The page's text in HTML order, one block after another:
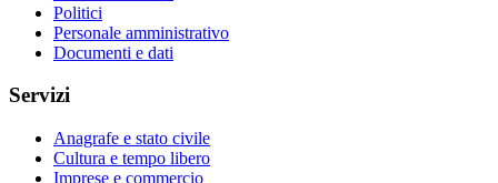
Politici
Personale amministrativo
Documenti e dati
Servizi
Anagrafe e stato civile
Cultura e tempo libero
Imprese e commercio